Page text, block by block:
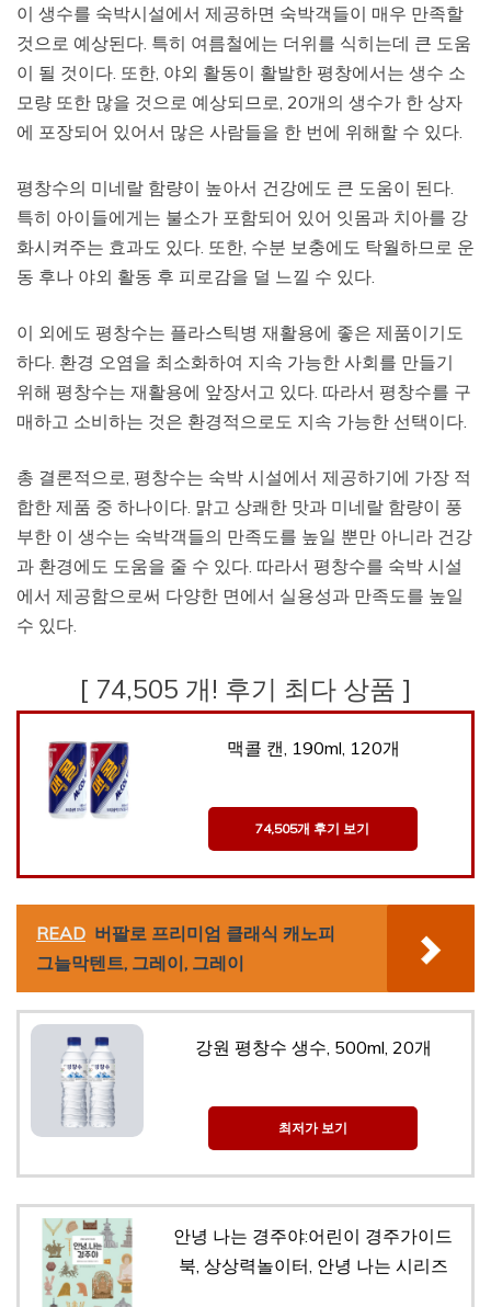
이 생수를 숙박시설에서 제공하면 숙박객들이 매우 만족할
것으로 예상된다. 특히 여름철에는 더위를 식히는데 큰 도움
이 될 것이다. 또한, 야외 활동이 활발한 평창에서는 생수 소
모량 또한 많을 것으로 예상되므로, 20개의 생수가 한 상자
에 포장되어 있어서 많은 사람들을 한 번에 위해할 수 있다.
평창수의 미네랄 함량이 높아서 건강에도 큰 도움이 된다.
특히 아이들에게는 불소가 포함되어 있어 잇몸과 치아를 강
화시켜주는 효과도 있다. 또한, 수분 보충에도 탁월하므로 운
동 후나 야외 활동 후 피로감을 덜 느낄 수 있다.
이 외에도 평창수는 플라스틱병 재활용에 좋은 제품이기도
하다. 환경 오염을 최소화하여 지속 가능한 사회를 만들기
위해 평창수는 재활용에 앞장서고 있다. 따라서 평창수를 구
매하고 소비하는 것은 환경적으로도 지속 가능한 선택이다.
총 결론적으로, 평창수는 숙박 시설에서 제공하기에 가장 적
합한 제품 중 하나이다. 맑고 상쾌한 맛과 미네랄 함량이 풍
부한 이 생수는 숙박객들의 만족도를 높일 뿐만 아니라 건강
과 환경에도 도움을 줄 수 있다. 따라서 평창수를 숙박 시설
에서 제공함으로써 다양한 면에서 실용성과 만족도를 높일
수 있다.
[ 74,505 개! 후기 최다 상품 ]
맥콜 캔, 190ml, 120개
74,505개 후기 보기
READ 버팔로 프리미엄 클래식 캐노피
그늘막텐트, 그레이, 그레이
강원 평창수 생수, 500ml, 20개
최저가 보기
안녕 나는 경주야:어린이 경주가이드
북, 상상력놀이터, 안녕 나는 시리즈